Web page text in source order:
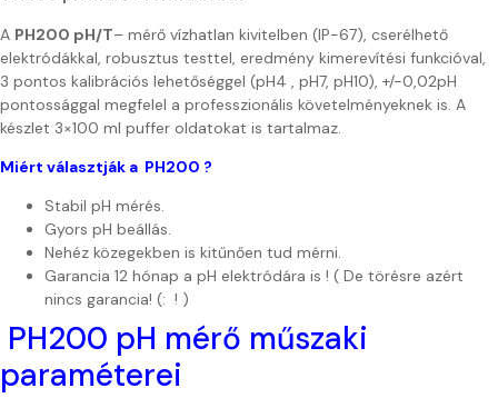
A PH200 pH/T– mérő vízhatlan kivitelben (IP-67), cserélhető
elektródákkal, robusztus testtel, eredmény kimerevítési funkcióval,
3 pontos kalibrációs lehetőséggel (pH4 , pH7, pH10), +/-0,02pH
pontossággal megfelel a professzionális követelményeknek is. A
készlet 3×100 ml puffer oldatokat is tartalmaz.
Miért választják a PH200 ?
Stabil pH mérés.
Gyors pH beállás.
Nehéz közegekben is kitűnően tud mérni.
Garancia 12 hónap a pH elektródára is ! ( De törésre azért
nincs garancia! (: ! )
PH200 pH mérő műszaki
paraméterei